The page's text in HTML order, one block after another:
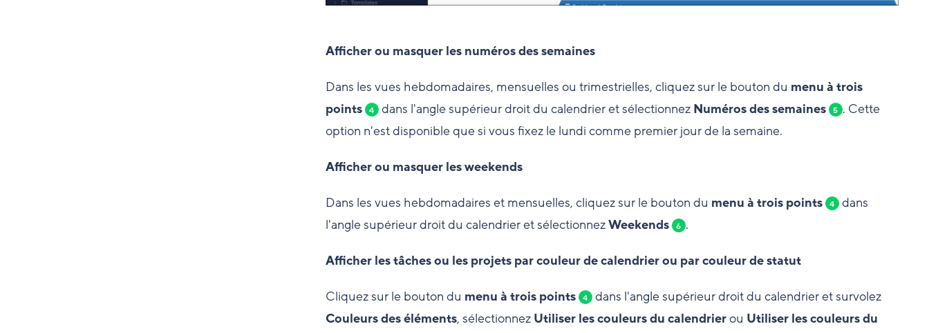
Afficher ou masquer les numéros des semaines
Dans les vues hebdomadaires, mensuelles ou trimestrielles, cliquez sur le bouton du menu à trois
points
4 dans l'angle supérieur droit du calendrier et sélectionnez Numéros des semaines 5 . Cette
option n'est disponible que si vous fixez le lundi comme premier jour de la semaine.
Afficher ou masquer les weekends
Dans les vues hebdomadaires et mensuelles, cliquez sur le bouton du menu à trois points 4 dans
l'angle supérieur droit du calendrier et sélectionnezWeekends 6 .
Afficher les tâches ou les projets par couleur de calendrier ou par couleur de statut
Cliquez sur le bouton du menu à trois points 4 dans l'angle supérieur droit du calendrier et survolez
Couleurs des éléments, sélectionnez Utiliser les couleurs du calendrierou Utiliser les couleurs du